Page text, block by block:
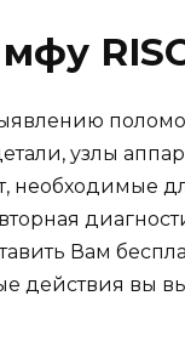
узлы
необходимые
Вам
действия вы